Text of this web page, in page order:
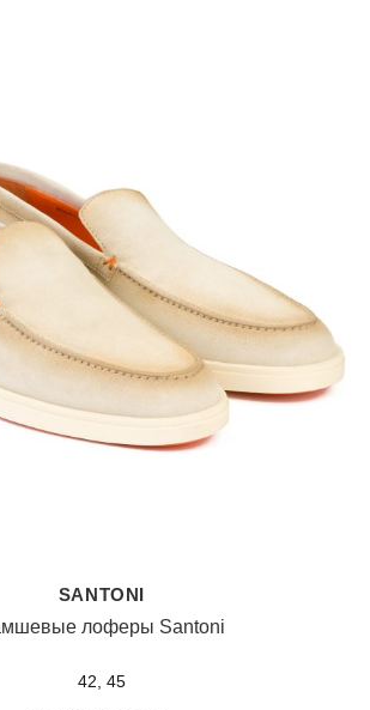
SANTONI
лоферы Santoni
42, 45